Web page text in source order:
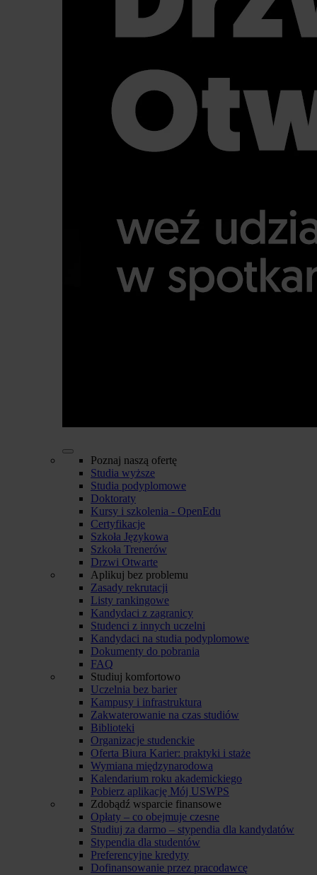
Poznaj naszą ofertę
Studia wyższe
Studia podyplomowe
Doktoraty
Kursy i szkolenia - OpenEdu
Certyfikacje
Szkoła Językowa
Szkoła Trenerów
Drzwi Otwarte
Aplikuj bez problemu
Zasady rekrutacji
Listy rankingowe
Kandydaci z zagranicy
Studenci z innych uczelni
Kandydaci na studia podyplomowe
Dokumenty do pobrania
FAQ
Studiuj komfortowo
Uczelnia bez barier
Kampusy i infrastruktura
Zakwaterowanie na czas studiów
Biblioteki
Organizacje studenckie
Oferta Biura Karier: praktyki i staże
Wymiana międzynarodowa
Kalendarium roku akademickiego
Pobierz aplikację Mój USWPS
Zdobądź wsparcie finansowe
Opłaty – co obejmuje czesne
Studiuj za darmo – stypendia dla kandydatów
Stypendia dla studentów
Preferencyjne kredyty
Dofinansowanie przez pracodawcę